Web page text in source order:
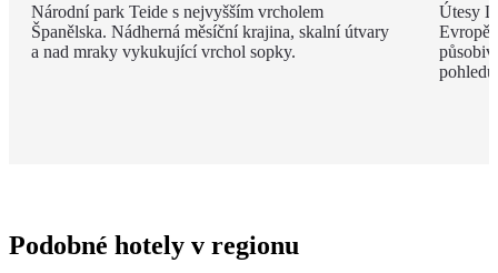
Národní park Teide s nejvyšším vrcholem
Španělska. Nádherná měsíční krajina, skalní útvary
a nad mraky vykukující vrchol sopky.
Útesy
Evropě,
Podobné hotely v regionu